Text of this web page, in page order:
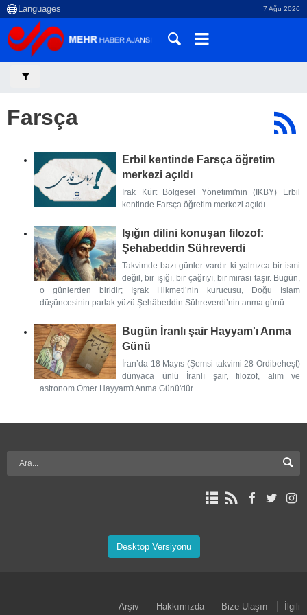
7 Ağu 2026
Farsça
Erbil kentinde Farsça öğretim
merkezi açıldı
Irak Kürt Bölgesel Yönetimi'nin (IKBY) Erbil
kentinde Farsça öğretim merkezi açıldı.
Işığın dilini konuşan filozof:
Şehabeddin Sühreverdi
Takvimde bazı günler vardır ki yalnızca bir ismi
değil, bir ışığı, bir çağrıyı, bir mirası taşır. Bugün,
o günlerden biridir; İşrak Hikmeti’nin kurucusu, Doğu İslam
düşüncesinin parlak yüzü Şehâbeddin Sühreverdi’nin anma günü.
Bugün İranlı şair Hayyam'ı Anma
Günü
İran’da 18 Mayıs (Şemsi takvimi 28 Ordibeheşt)
dünyaca ünlü İranlı şair, filozof, alim ve
astronom Ömer Hayyam'ı Anma Günü'dür
Desktop Versiyonu
Arşiv Hakkımızda Bize Ulaşın İlgili